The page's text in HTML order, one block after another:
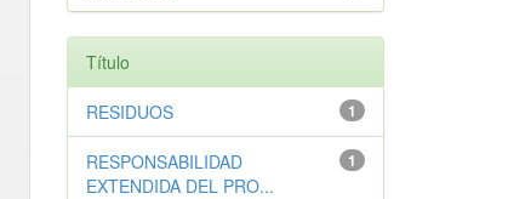
Título
1
RESIDUOS
1
RESPONSABILIDAD
EXTENDIDA DEL PRO...